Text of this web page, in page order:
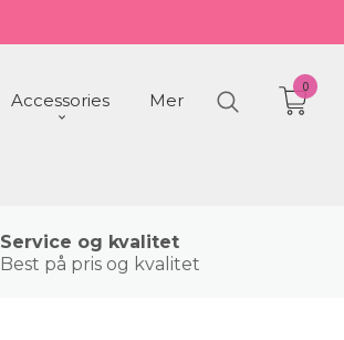
Accessories Mer
0
Service og kvalitet
Best på pris og kvalitet